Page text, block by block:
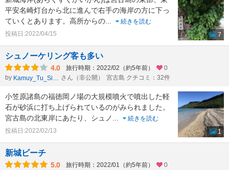
平安名崎灯台から北に進んで右手の海岸の方に下っ
ていくとあります。高所からの
続きを読む
投稿日:2022/04/15
7
シュノーケリング客も多い
4.0 旅行時期：2022/02（約5年前）
0
by
Kamuy_Tu_Sinta さん（非公開） 宮古島 クチコミ：32件
小笠原諸島の福徳岡ノ場の大規模噴火で噴出した軽
石が砂浜に打ち上げられているのがみられました。
宮古島の北東岸にあたり、シュノ
続きを読む
投稿日:2022/02/13
1
新城ビーチ
5.0 旅行時期：2022/01（約5年前）
0